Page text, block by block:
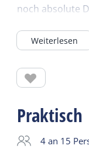
noch absolute
bietet sich
Terschelling ist
Genießen Sie
der
können Sie den
Lebenden
Weiterlesen
Praktisch
4 an 15